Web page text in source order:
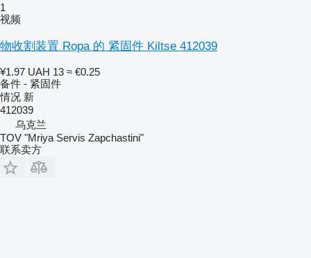
1
视频
物收割装置 Ropa 的 紧固件 Kiltse 412039
¥1.97 UAH 13 ≈ €0.25
备件 - 紧固件
情况 新
412039
乌克兰
TOV "Mriya Servis Zapchastini"
联系卖方